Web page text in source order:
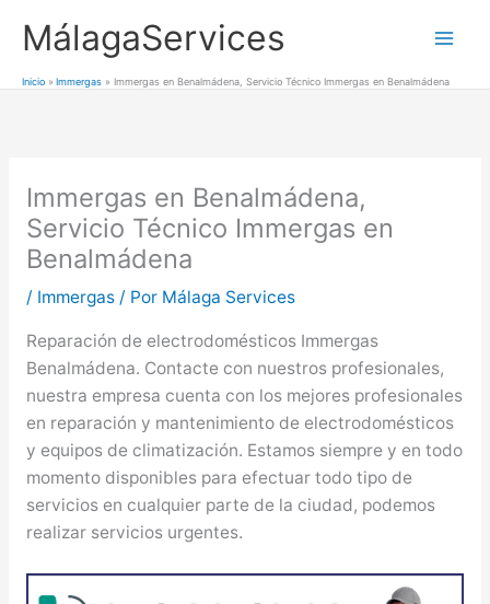
MálagaServices
Inicio Immergas Immergas en Benalmádena, Servicio Técnico Immergas en Benalmádena
Immergas en Benalmádena,
Servicio Técnico Immergas en
Benalmádena
/ Immergas/ Por Málaga Services
Reparación de electrodomésticos Immergas
Benalmádena. Contacte con nuestros profesionales,
nuestra empresa cuenta con los mejores profesionales
en reparación y mantenimiento de electrodomésticos
y equipos de climatización. Estamos siempre y en todo
momento disponibles para efectuar todo tipo de
servicios en cualquier parte de la ciudad, podemos
realizar servicios urgentes.